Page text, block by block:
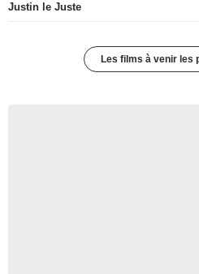
Justin le Juste
Les films à venir les